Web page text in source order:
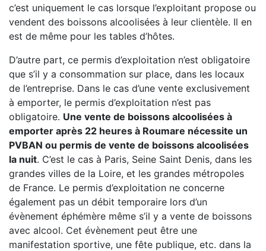
c’est uniquement le cas lorsque l’exploitant propose ou
vendent des boissons alcoolisées à leur clientèle. Il en
est de même pour les tables d’hôtes.
D’autre part, ce permis d’exploitation n’est obligatoire
que s’il y a consommation sur place, dans les locaux
de l’entreprise. Dans le cas d’une vente exclusivement
à emporter, le permis d’exploitation n’est pas
obligatoire. Une vente de boissons alcoolisées à
emporter après 22 heures à Roumare nécessite un
PVBAN ou permis de vente de boissons alcoolisées
la nuit. C’est le cas à Paris, Seine Saint Denis, dans les
grandes villes de la Loire, et les grandes métropoles
de France. Le permis d’exploitation ne concerne
également pas un débit temporaire lors d’un
évènement éphémère même s’il y a vente de boissons
avec alcool. Cet évènement peut être une
manifestation sportive, une fête publique, etc. dans la